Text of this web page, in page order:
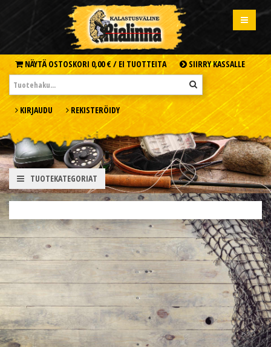
NÄYTÄ OSTOSKORI 0,00 € / EI TUOTTEITA SIIRRY KASSALLE
KIRJAUDU REKISTERÖIDY
TUOTEKATEGORIAT